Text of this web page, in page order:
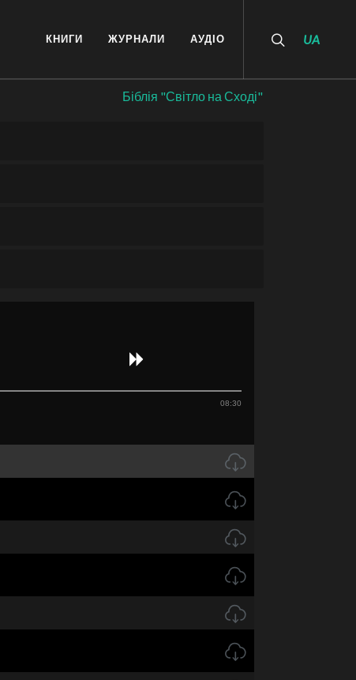
UA
КНИГИ ЖУРНАЛИ АУДІО
Біблія "Світло на Сході"
08:30